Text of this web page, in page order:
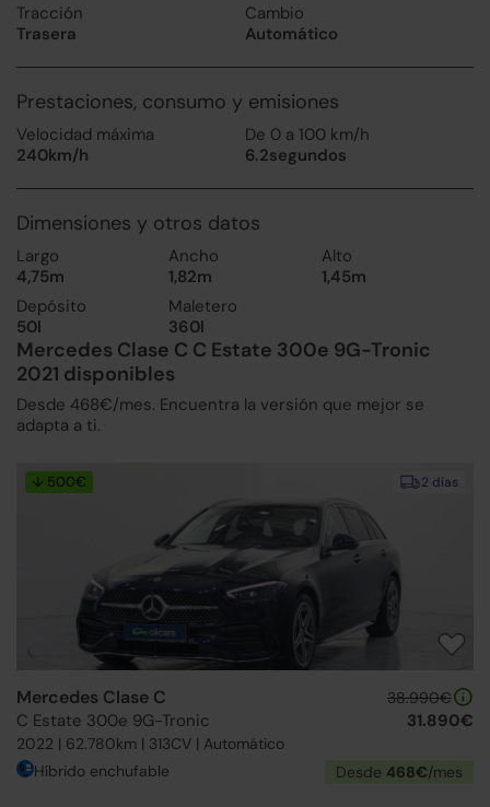
Tracción
Trasera
Cambio
Automático
Prestaciones, consumo y emisiones
Velocidad máxima
240km/h
De 0 a 100 km/h
6.2segundos
Dimensiones y otros datos
Largo
4,75m
Ancho
1,82m
Alto
1,45m
Depósito
50l
Maletero
360l
Mercedes Clase C C Estate 300e 9G-Tronic
2021 disponibles
Desde 468€/mes. Encuentra la versión que mejor se
adapta a ti.
2 días
↓ 500€
Mercedes Clase C
C Estate 300e 9G-Tronic
2022 | 62.780km | 313CV | Automático
38.990€
31.890€
Híbrido enchufable Desde 468€/mes